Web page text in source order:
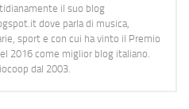
il suo blog
dove parla di musica,
sport e con cui ha vinto il Premio
2016 come miglior blog italiano.
dal 2003.